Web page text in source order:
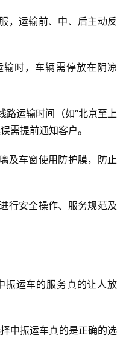
，运输前、中、后主动反
时，车辆需停放在阴凉
路运输时间（如“北京至上
需提前通知客户。
及车窗使用防护膜，防止
行安全操作、服务规范及
振运车的服务真的让人放
中振运车真的是正确的选